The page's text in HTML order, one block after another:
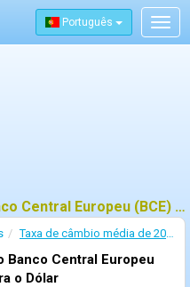
Português
Taxa de câmbio média do Banco Central Europeu (BCE) - 2013
Taxa de câmbio média de 2013
Banco Central Europeu
o Dólar